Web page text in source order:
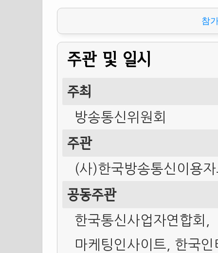
참
주관 및 일시
주최
방송통신위원회
주관
(사)한국방송통신이용
공동주관
한국통신사업자연합회
마케팅인사이트, 한국